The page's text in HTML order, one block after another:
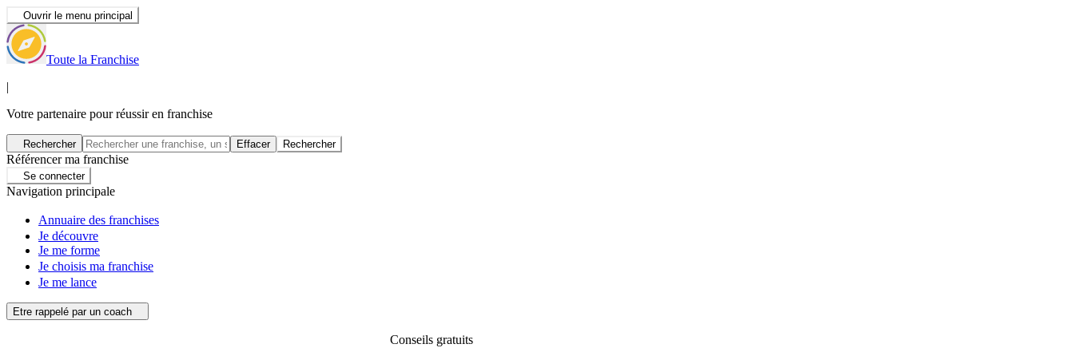
Ouvrir le menu principal
Toute la Franchise
|
Votre partenaire pour réussir en franchise
Rechercher Effacer Rechercher
Référencer ma franchise
Se connecter
Navigation principale
Annuaire des franchises
Je découvre
Je me forme
Je choisis ma franchise
Je me lance
Etre rappelé par un coach
Conseils gratuits